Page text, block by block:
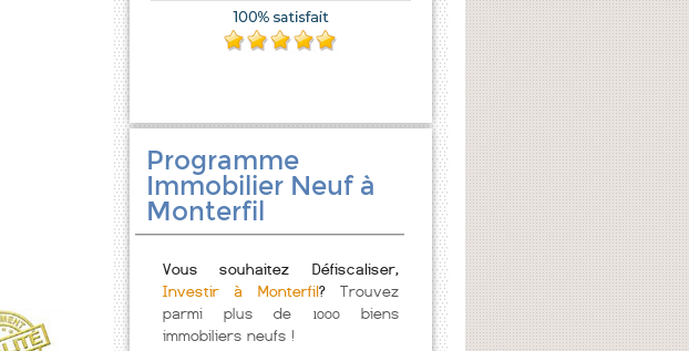
Programme
Immobilier Neuf à
Monterfil
Vous souhaitez Défiscaliser,
Investir à Monterfil?Trouvez
parmi plus de 1000 biens
immobiliers neufs !